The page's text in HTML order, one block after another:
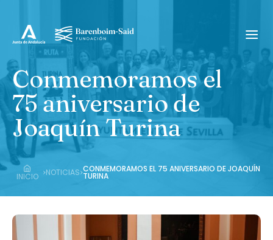
Conmemoramos el
75 aniversario de
Joaquín Turina
INICIO ›NOTICIAS›CONMEMORAMOS EL 75 ANIVERSARIO DE JOAQUÍN
TURINA